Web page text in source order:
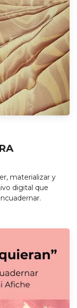
materializar y
digital que